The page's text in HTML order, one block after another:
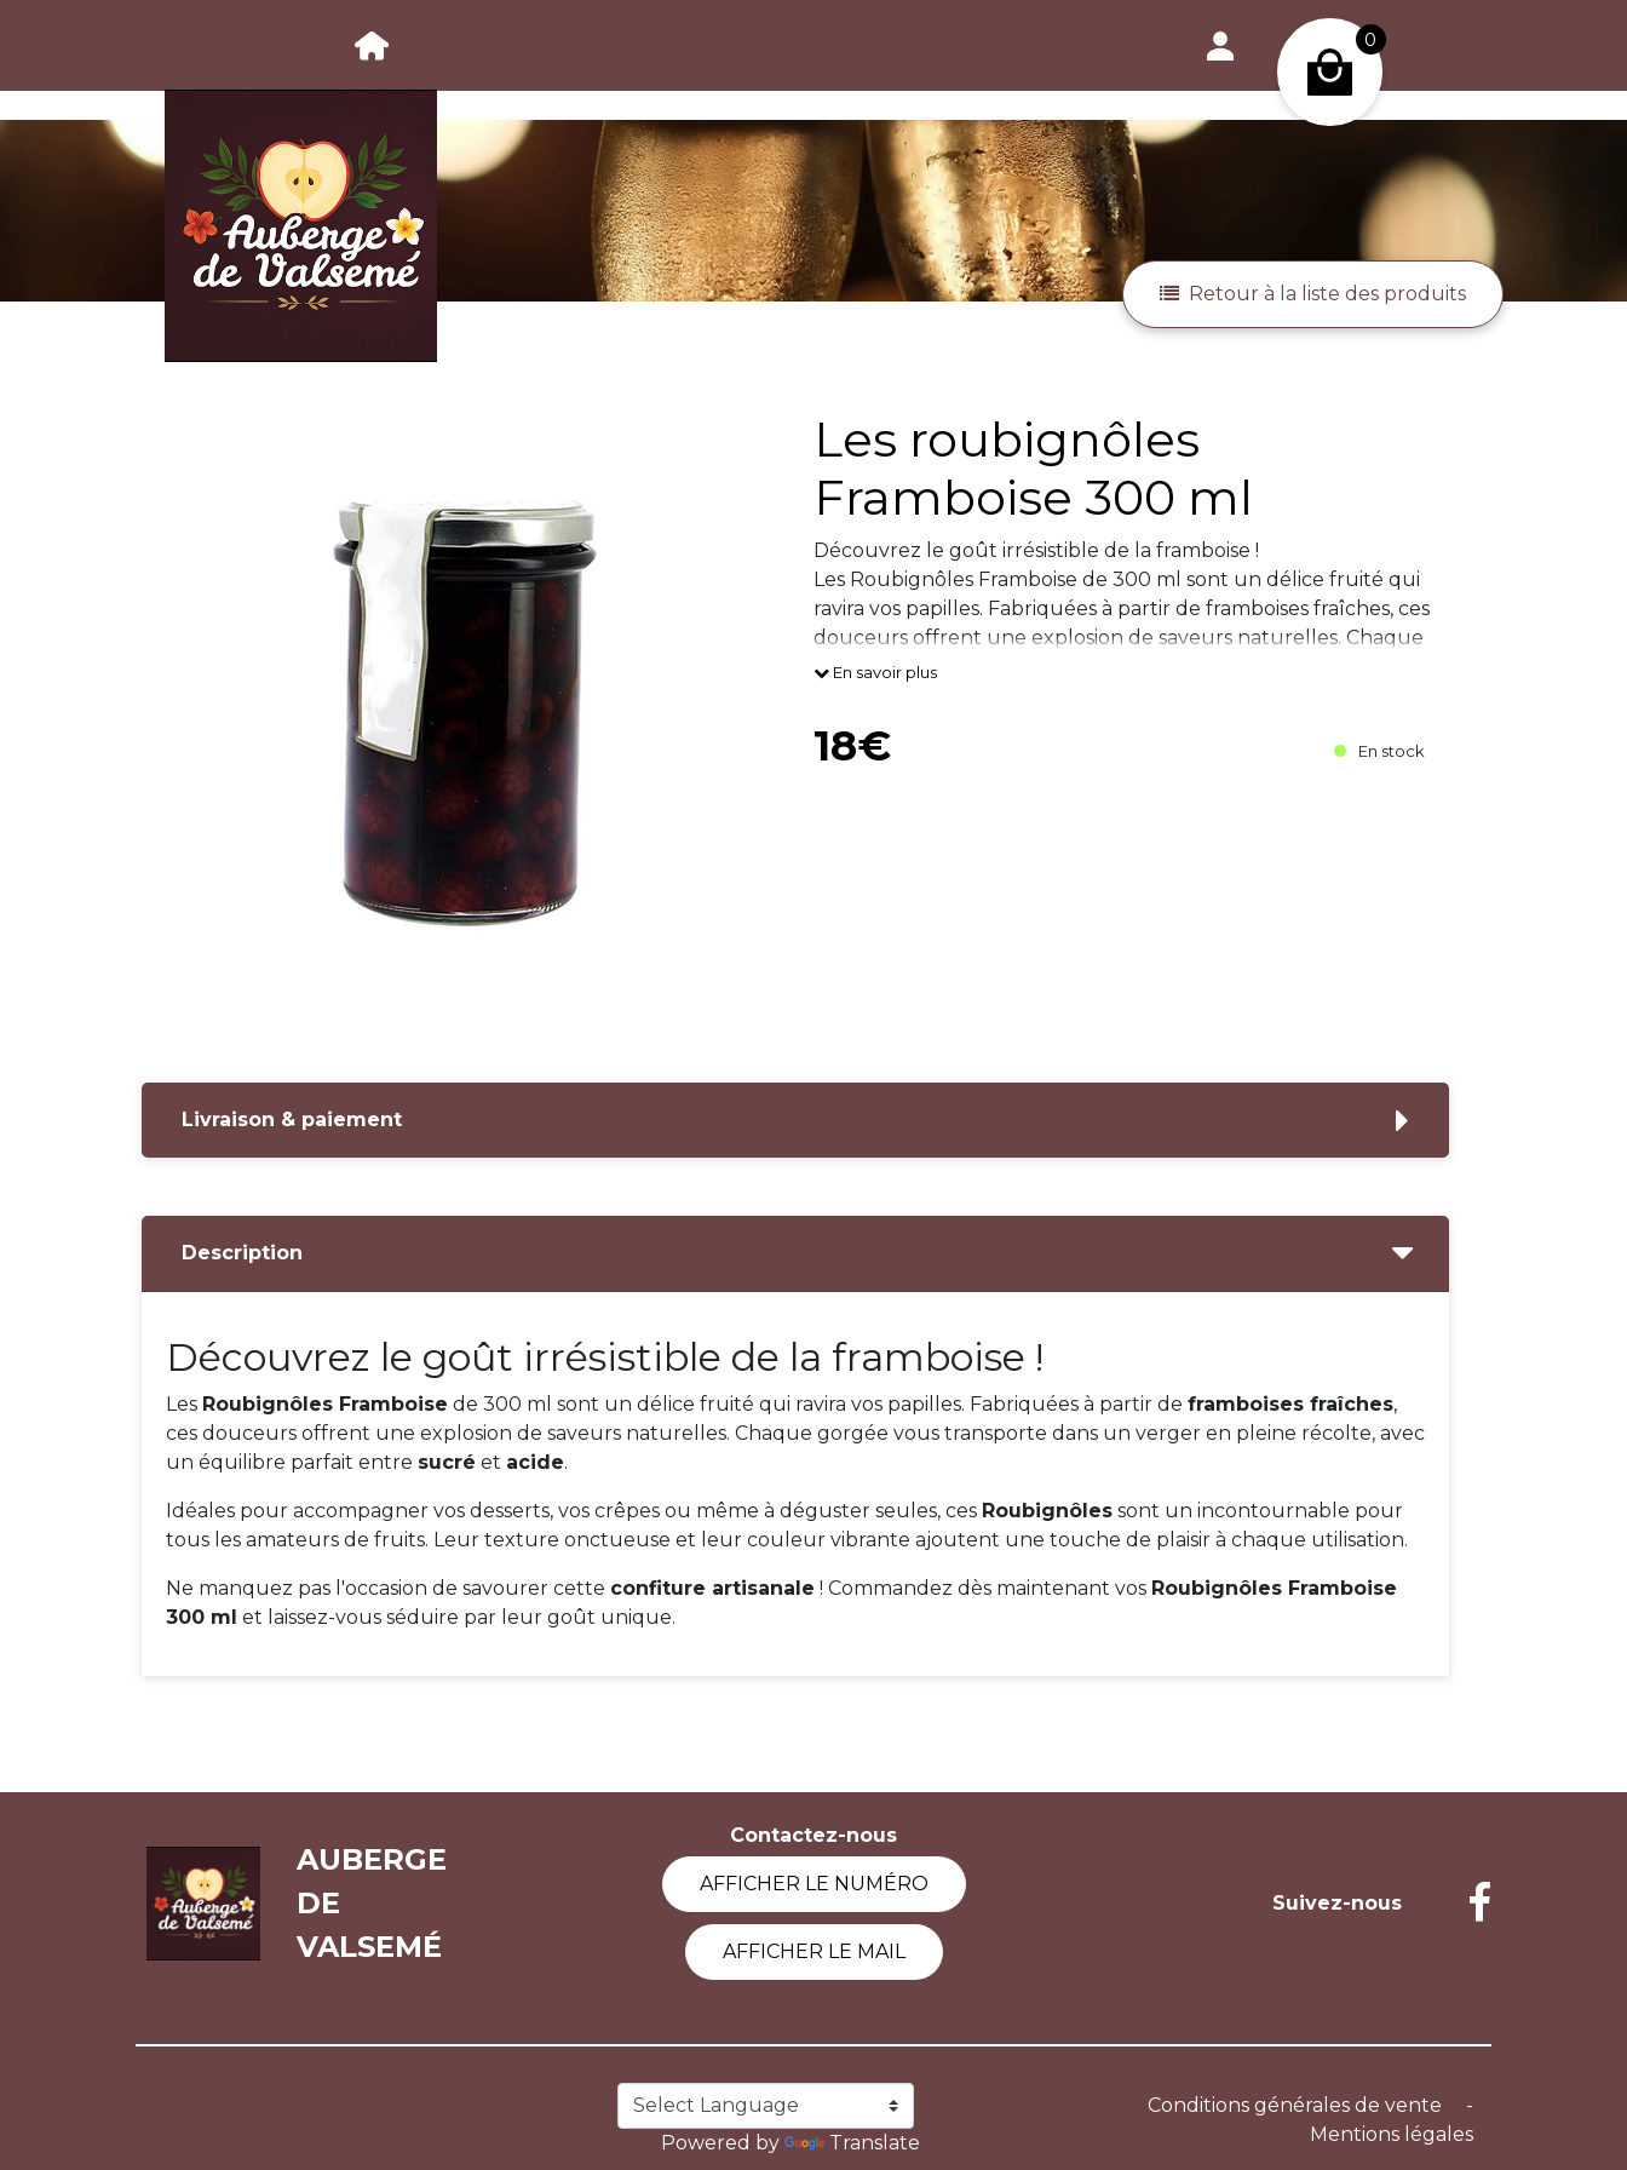
0
Retour à la liste des produits
Les roubignôles
Framboise 300 ml
Découvrez le goût irrésistible de la framboise !
Les Roubignôles Framboise de 300 ml sont un délice fruité qui
ravira vos papilles. Fabriquées à partir de framboises fraîches, ces
douceurs offrent une explosion de saveurs naturelles. Chaque
gorgée vo
En savoir plus
18€ En stock
Livraison & paiement
Description
Découvrez le goût irrésistible de la framboise !
Les Roubignôles Framboise de 300 ml sont un délice fruité qui ravira vos papilles. Fabriquées à partir de framboises fraîches,
ces douceurs offrent une explosion de saveurs naturelles. Chaque gorgée vous transporte dans un verger en pleine récolte, avec
un équilibre parfait entre sucré et acide.
Idéales pour accompagner vos desserts, vos crêpes ou même à déguster seules, ces Roubignôles sont un incontournable pour
tous les amateurs de fruits. Leur texture onctueuse et leur couleur vibrante ajoutent une touche de plaisir à chaque utilisation.
Ne manquez pas l'occasion de savourer cette confiture artisanale ! Commandez dès maintenant vos Roubignôles Framboise
300 ml et laissez-vous séduire par leur goût unique.
AUBERGE
DE
VALSEMÉ
Contactez-nous
AFFICHER LE NUMÉRO
AFFICHER LE MAIL
Suivez-nous
Powered by Translate
Conditions générales de vente
-
Mentions légales